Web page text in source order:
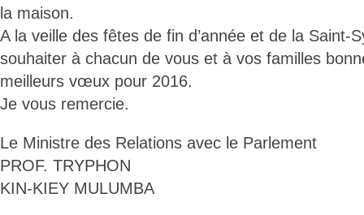
la maison.
A la veille des fêtes de fin d’année et de la Saint-
souhaiter à chacun de vous et à vos familles
meilleurs vœux pour 2016.
Je vous remercie.
Le Ministre des Relations avec le Parlement
PROF. TRYPHON
KIN-KIEY MULUMBA